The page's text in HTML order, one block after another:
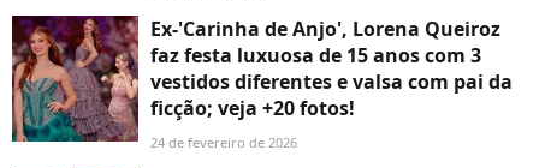
Ex-'Carinha de Anjo', Lorena Queiroz
faz festa luxuosa de 15 anos com 3
vestidos diferentes e valsa com pai da
ficção; veja +20 fotos!
24 de fevereiro de 2026